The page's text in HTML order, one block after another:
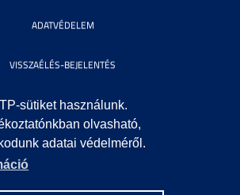
sütiket használunk.
olvasható,
adatai védelméről.
ADATVÉDELEM
VISSZAÉLÉS-BEJELENTÉS
KÖZÉRDEKŰ ADATOK
IMPRESSZUM